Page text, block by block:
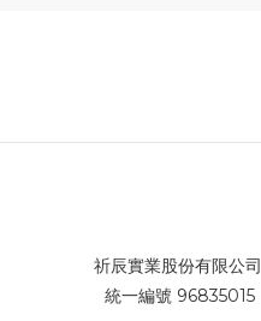
祈辰實業股份有限公司
統一編號 96835015